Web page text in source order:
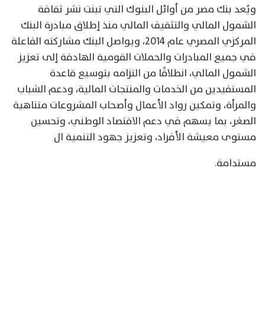
ويُعد بنك مصر من أوائل البنوك التي تبنت نشر ثقافة
الشمول المالي والتثقيف المالي منذ إطلاق مبادرة البنك
المركزي المصري عام 2014، ويواصل البنك مشاركته الفاعلة
في جميع المبادرات والحملات القومية الهادفة إلى تعزيز
الشمول المالي، انطلاقًا من التزامه بتوسيع قاعدة
المستفيدين من الخدمات والمنتجات المالية، ودعم الشباب
والمرأة، وتمكين رواد الأعمال وأصحاب المشروعات متناهية
الصغر، بما يسهم في دعم الاقتصاد الوطني، وتحسين
مستوى معيشة الأفراد، وتعزيز جهود التنمية ال
مستدامة.